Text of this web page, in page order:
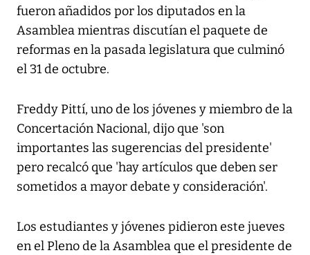
fueron añadidos por los diputados en la
Asamblea mientras discutían el paquete de
reformas en la pasada legislatura que culminó
el 31 de octubre.
Freddy Pittí, uno de los jóvenes y miembro de la
Concertación Nacional, dijo que 'son
importantes las sugerencias del presidente'
pero recalcó que 'hay artículos que deben ser
sometidos a mayor debate y consideración'.
Los estudiantes y jóvenes pidieron este jueves
en el Pleno de la Asamblea que el presidente de